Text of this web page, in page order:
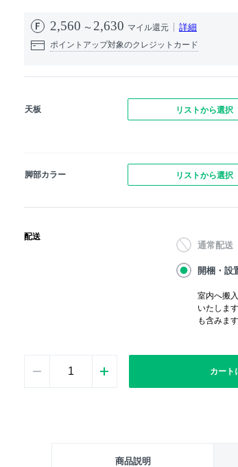
2,560 2,630 マイル還元 詳細
ポイントアップ対象のクレジットカード
天板 リストから選択
脚部カラー リストから選択
配送
通常配送
開梱・設
室内へ搬
いたしま
も含みます
カート
商品説明